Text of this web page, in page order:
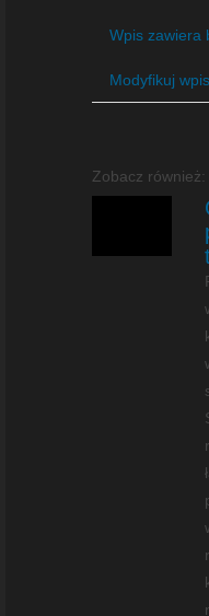
Wpis zawiera
Modyfikuj wpis
Zobacz również: